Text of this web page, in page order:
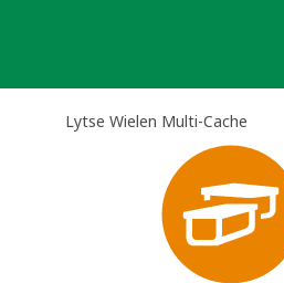
Lytse Wielen Multi-Cache